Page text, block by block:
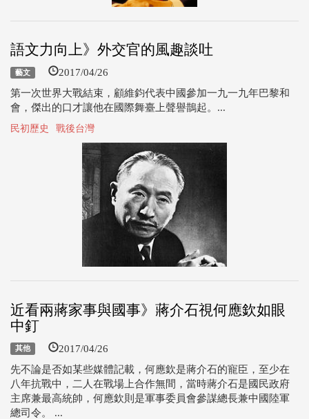
語文力向上》外交官的風趣談吐
藝文 2017/04/26
第一次世界大戰結束，顧維鈞代表中國參加一九一九年巴黎和
會，傑出的口才讓他在國際舞臺上聲譽鵲起。...
民初歷史 戰後台灣
近看兩蔣家事與國事》蔣介石視何應欽如眼
中釘
其他 2017/04/26
先不論是否如某些媒體記載，何應欽是蔣介石的寵臣，至少在
八年抗戰中，二人在戰場上合作無間，當時蔣介石是國民政府
主席兼最高統帥，何應欽則是軍事委員會參謀總長兼中國陸軍
總司令。 ...